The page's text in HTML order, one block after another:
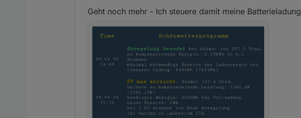
Geht noch mehr - Ich steuere damit meine Batterieladung